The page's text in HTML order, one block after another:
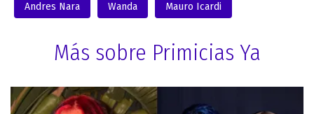
Andres Nara Wanda Mauro Icardi
Más sobre Primicias Ya